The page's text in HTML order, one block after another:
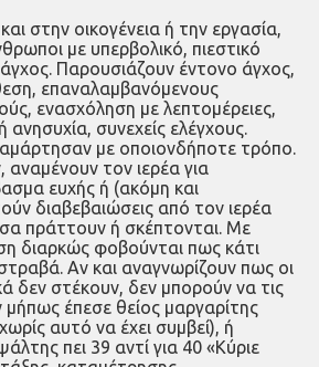
στην οικογέ­νεια ή την εργασία,
με υπερβολι­κό, πιεστικό
Παρουσιάζουν έντονο άγχος,
επαναλαμβανόμενους
ενασχόληση με λεπτομέρειες,
ανησυχία, συνεχείς ελέγχους.
με οποιονδήποτε τρό­πο.
τον ιερέα για
ευ­χής ή (ακόμη και
διαβεβαιώσεις από τον ιερέα
πράττουν ή σκέπτονται. Με
διαρκώς φοβού­νται πως κάτι
Αν και αναγνωρίζουν πως οι
δεν στέκουν, δεν μπορούν να τις
έπεσε θείος μαργαρίτης
αυτό να έχει συμβεί), ή
πει 39 αντί για 40 «Κύ­ριε